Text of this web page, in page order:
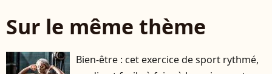
Sur le même thème
Bien-être : cet exercice de sport rythmé,